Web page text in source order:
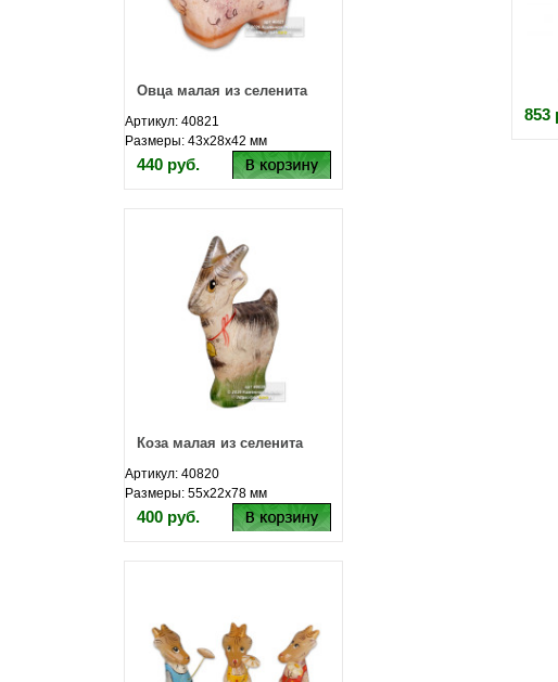
Овца малая из селенита
Артикул: 40821
Размеры: 43х28х42 мм
440 руб.
Коза малая из селенита
Артикул: 40820
Размеры: 55х22х78 мм
400 руб.
853